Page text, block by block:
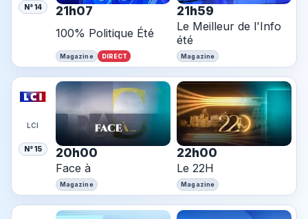
N° 14 21h07
100% Politique Été
Magazine DIRECT
21h59
Le Meilleur de l'Info
été
Magazine
LCI
N° 15 20h00
Face à
Magazine
22h00
Le 22H
Magazine